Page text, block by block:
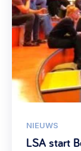
Zorgzame
Betrokken
uitbreiden >
Wijkaanpak
Werken aan
Voorbereiden
NIEUWS
LSA start